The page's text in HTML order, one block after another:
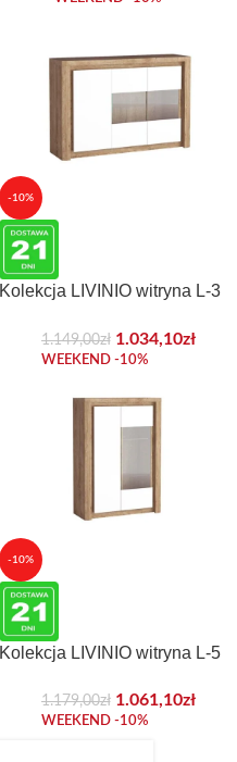
-10%
Kolekcja LIVINIO witryna L-3
1.149,00zł 1.034,10zł
WEEKEND -10%
-10%
Kolekcja LIVINIO witryna L-5
1.179,00zł 1.061,10zł
WEEKEND -10%